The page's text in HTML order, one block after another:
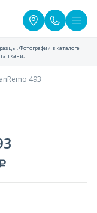
Фотографии в каталоге
ткани.
493